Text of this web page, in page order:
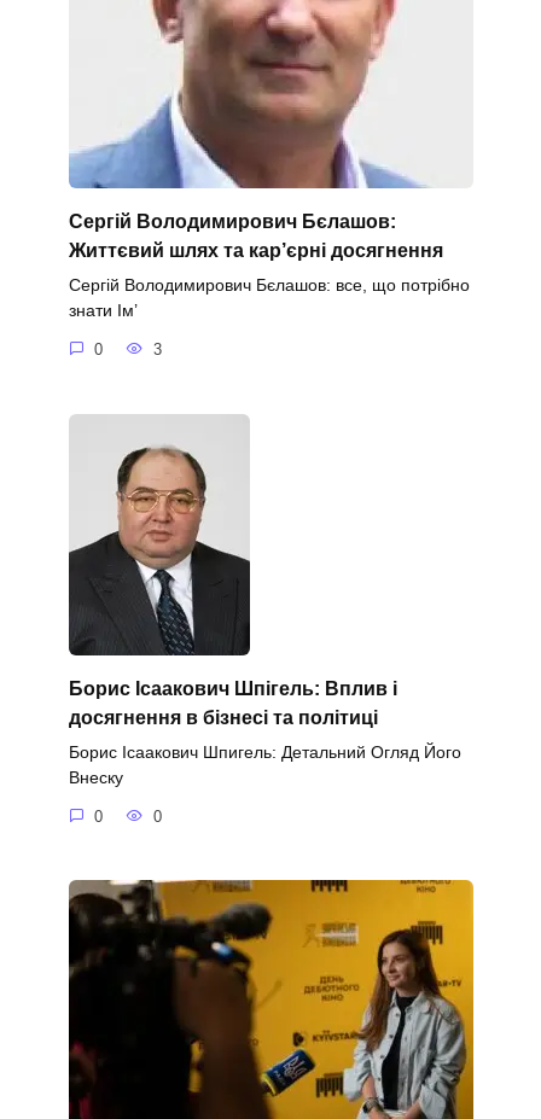
Сергій Володимирович Бєлашов:
Життєвий шлях та кар’єрні досягнення
Сергій Володимирович Бєлашов: все, що потрібно
знати Ім’
0 3
Борис Ісаакович Шпігель: Вплив і
досягнення в бізнесі та політиці
Борис Ісаакович Шпигель: Детальний Огляд Його
Внеску
0 0